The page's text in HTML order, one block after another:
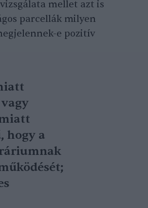
mellet azt is
parcellák milyen
e pozitív
hogy a